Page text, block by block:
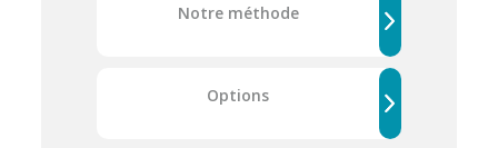
Notre méthode
Options